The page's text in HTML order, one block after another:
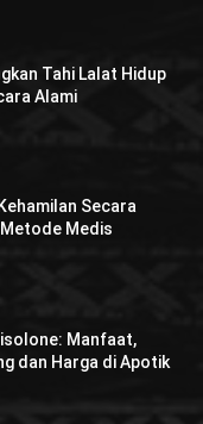
Tahi Lalat Hidup
Alami
Secara
Metode Medis
Manfaat,
dan Harga di Apotik